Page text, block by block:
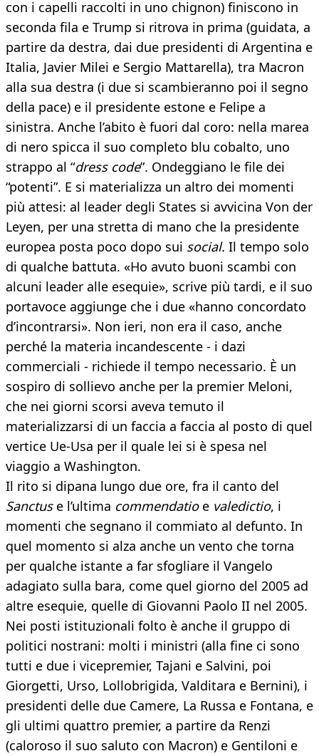
con i capelli raccolti in uno chignon) finiscono in
seconda fila e Trump si ritrova in prima (guidata, a
partire da destra, dai due presidenti di Argentina e
Italia, Javier Milei e Sergio Mattarella), tra Macron
alla sua destra (i due si scambieranno poi il segno
della pace) e il presidente estone e Felipe a
sinistra. Anche l’abito è fuori dal coro: nella marea
di nero spicca il suo completo blu cobalto, uno
strappo al “dress code”. Ondeggiano le file dei
“potenti”. E si materializza un altro dei momenti
più attesi: al leader degli States si avvicina Von der
Leyen, per una stretta di mano che la presidente
europea posta poco dopo sui social. Il tempo solo
di qualche battuta. «Ho avuto buoni scambi con
alcuni leader alle esequie», scrive più tardi, e il suo
portavoce aggiunge che i due «hanno concordato
d’incontrarsi». Non ieri, non era il caso, anche
perché la materia incandescente - i dazi
commerciali - richiede il tempo necessario. È un
sospiro di sollievo anche per la premier Meloni,
che nei giorni scorsi aveva temuto il
materializzarsi di un faccia a faccia al posto di quel
vertice Ue-Usa per il quale lei si è spesa nel
viaggio a Washington.
Il rito si dipana lungo due ore, fra il canto del
Sanctuse l’ultima commendatioe valedictio, i
momenti che segnano il commiato al defunto. In
quel momento si alza anche un vento che torna
per qualche istante a far sfogliare il Vangelo
adagiato sulla bara, come quel giorno del 2005 ad
altre esequie, quelle di Giovanni Paolo II nel 2005.
Nei posti istituzionali folto è anche il gruppo di
politici nostrani: molti i ministri (alla fine ci sono
tutti e due i vicepremier, Tajani e Salvini, poi
Giorgetti, Urso, Lollobrigida, Valditara e Bernini), i
presidenti delle due Camere, La Russa e Fontana, e
gli ultimi quattro premier, a partire da Renzi
(caloroso il suo saluto con Macron) e Gentiloni e